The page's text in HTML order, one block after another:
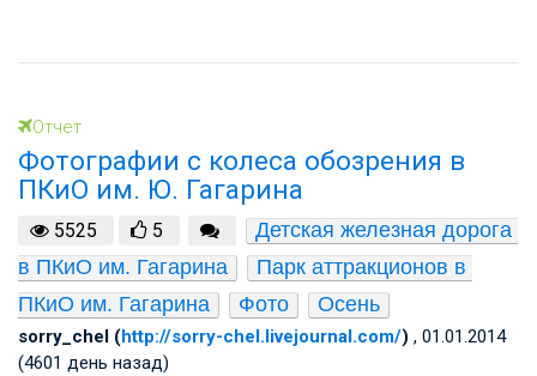
Отчет
Фотографии с колеса обозрения в
ПКиО им. Ю. Гагарина
5525 5
Детская железная дорога
в ПКиО им. Гагарина
Парк аттракционов в
ПКиО им. Гагарина
Фото Осень
sorry_chel (http://sorry-chel.livejournal.com/) , 01.01.2014
(4601 день назад)